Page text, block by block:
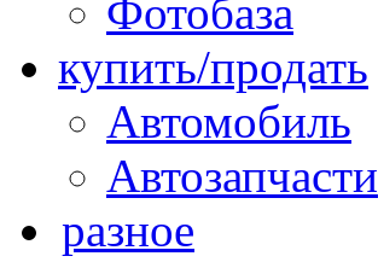
Фотобаза
купить/продать
Автомобиль
Автозапчасти
разное